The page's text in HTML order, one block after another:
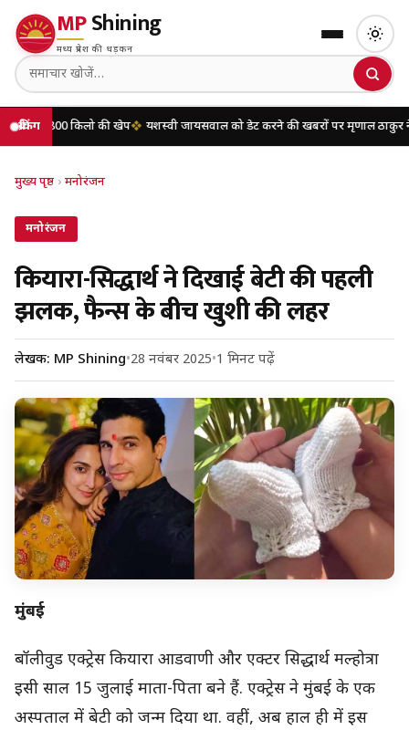
MPShining
मध्य प्रदेश की धड़कन
ब्रेकिंग
किलो की खेप यशस्वी जायसवाल को डेट करने की खबरों पर मृणाल ठाकुर ने तोड़ी चुप्पी,
मुख्य पृष्ठ › मनोरंजन
मनोरंजन
कियारा-सिद्धार्थ ने दिखाई बेटी की पहली
झलक, फैन्स के बीच खुशी की लहर
लेखक: MP Shining•28 नवंबर 2025•1 मिनट पढ़ें
मुंबई
बॉलीवुड एक्ट्रेस कियारा आडवाणी और एक्टर सिद्धार्थ मल्होत्रा
इसी साल 15 जुलाई माता-पिता बने हैं. एक्ट्रेस ने मुंबई के एक
अस्पताल में बेटी को जन्म दिया था. वहीं, अब हाल ही में इस